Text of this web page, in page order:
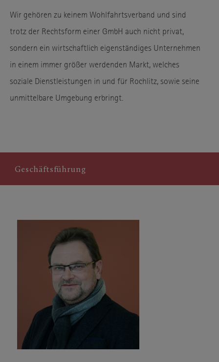
Wir gehören zu keinem Wohlfahrtsverband und sind
trotz der Rechtsform einer GmbH auch nicht privat,
sondern ein wirtschaftlich eigenständiges Unternehmen
in einem immer größer werdenden Markt, welches
soziale Dienstleistungen in und für Rochlitz, sowie seine
unmittelbare Umgebung erbringt.
Geschäftsführung